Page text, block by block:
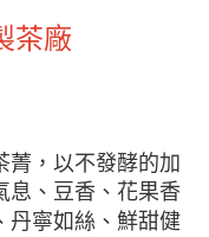
茶廠
菁，以不發酵的加
息、豆香、花果香
丹寧如絲、鮮甜健